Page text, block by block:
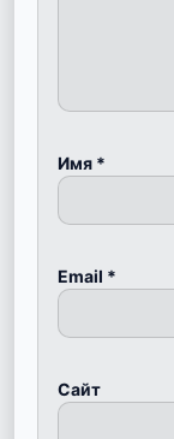
Имя *
Email *
Сайт